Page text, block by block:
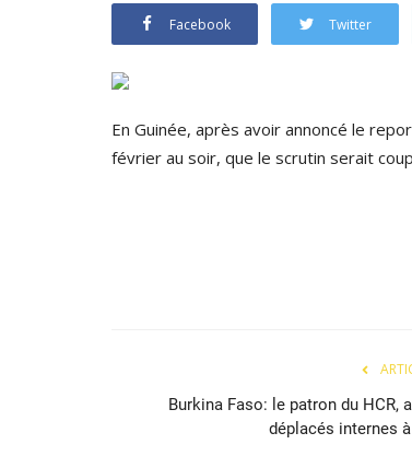
Facebook Twitter
En Guinée, après avoir annoncé le
février au soir, que le scrutin serait
Burkina Faso: le patron du HCR,
déplacés internes